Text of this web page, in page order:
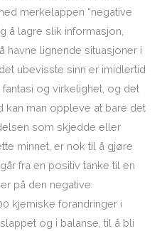
merkelappen “negative
å lagre slik informasjon,
havne lignende situasjoner i
ubevisste sinn er imidlertid
og virkelighet, og det
kan man oppleve at bare det
som skjedde eller
minnet, er nok til å gjøre
fra en positiv tanke til en
på den negative
kjemiske forandringer i
og i balanse, til å bli